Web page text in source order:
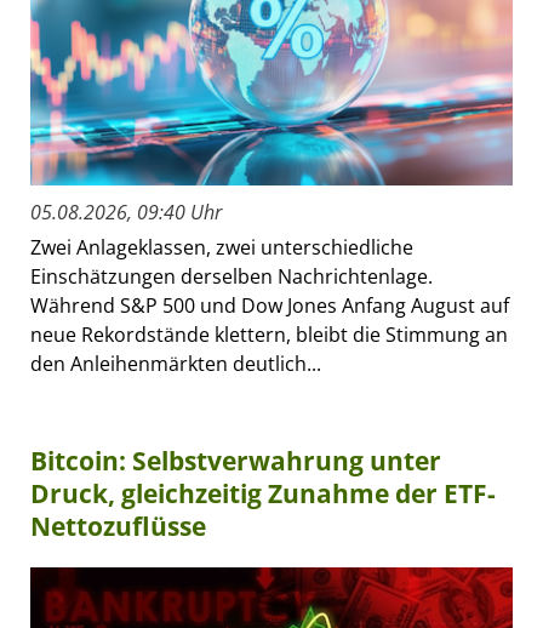
05.08.2026, 09:40 Uhr
Zwei Anlageklassen, zwei unterschiedliche
Einschätzungen derselben Nachrichtenlage.
Während S&P 500 und Dow Jones Anfang August auf
neue Rekordstände klettern, bleibt die Stimmung an
den Anleihenmärkten deutlich...
Bitcoin: Selbstverwahrung unter
Druck, gleichzeitig Zunahme der ETF-
Nettozuflüsse